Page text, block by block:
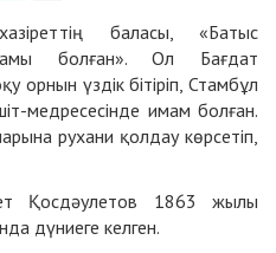
баласы, «Батыс
болған». Ол Бағдат
орнын үздiк бiтiрiп, Стамбұл
медресесiнде имам болған.
рухани қолдау көрсетiп,
Қосдәулетов 1863 жылы
дүниеге келген.